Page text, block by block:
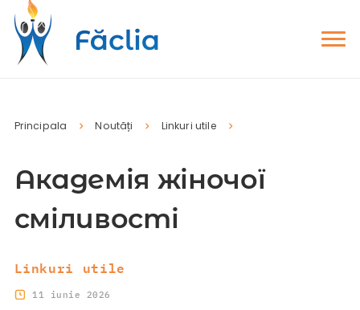
Principala Noutăți Linkuri utile
Академія жіночої
сміливості
Linkuri utile
11 iunie 2026